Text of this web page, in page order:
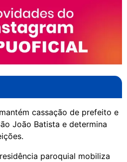
cassação de prefeito e
João Batista e determina
paroquial mobiliza